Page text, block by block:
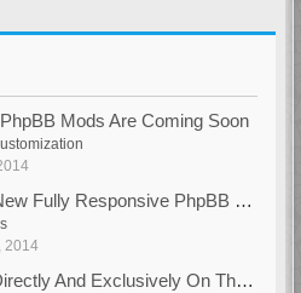
Mods Are Coming Soon
Fully Responsive PhpBB Theme
2014
And Exclusively On ThemeForest